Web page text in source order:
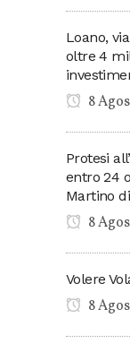
Loano,
oltre 4
8
Protesi
entro 24
Martino
8
Volere
8